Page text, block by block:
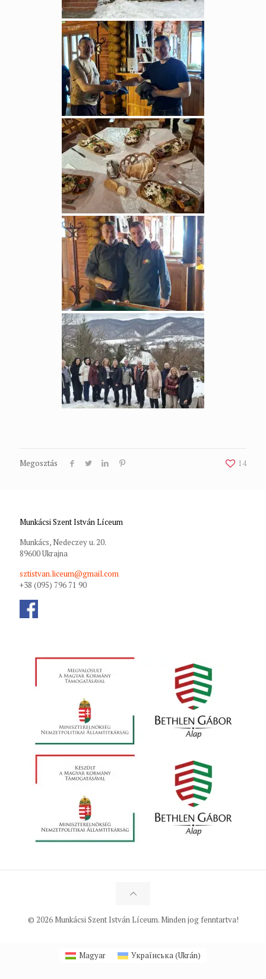
Megosztás 14
Munkácsi Szent István Líceum
Munkács, Nedeczey u. 20.
89600 Ukrajna
sztistvan.liceum@gmail.com
+38 (095) 796 71 90
© 2026 Munkácsi Szent István Líceum. Minden jog fenntartva!
Magyar Українська(Ukrán)